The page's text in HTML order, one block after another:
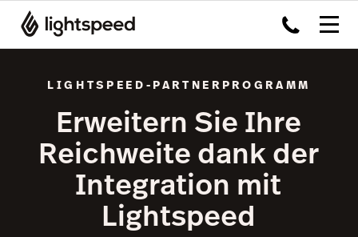
LIGHTSPEED-PARTNERPROGRAMM
Erweitern Sie Ihre
Reichweite dank der
Integration mit
Lightspeed